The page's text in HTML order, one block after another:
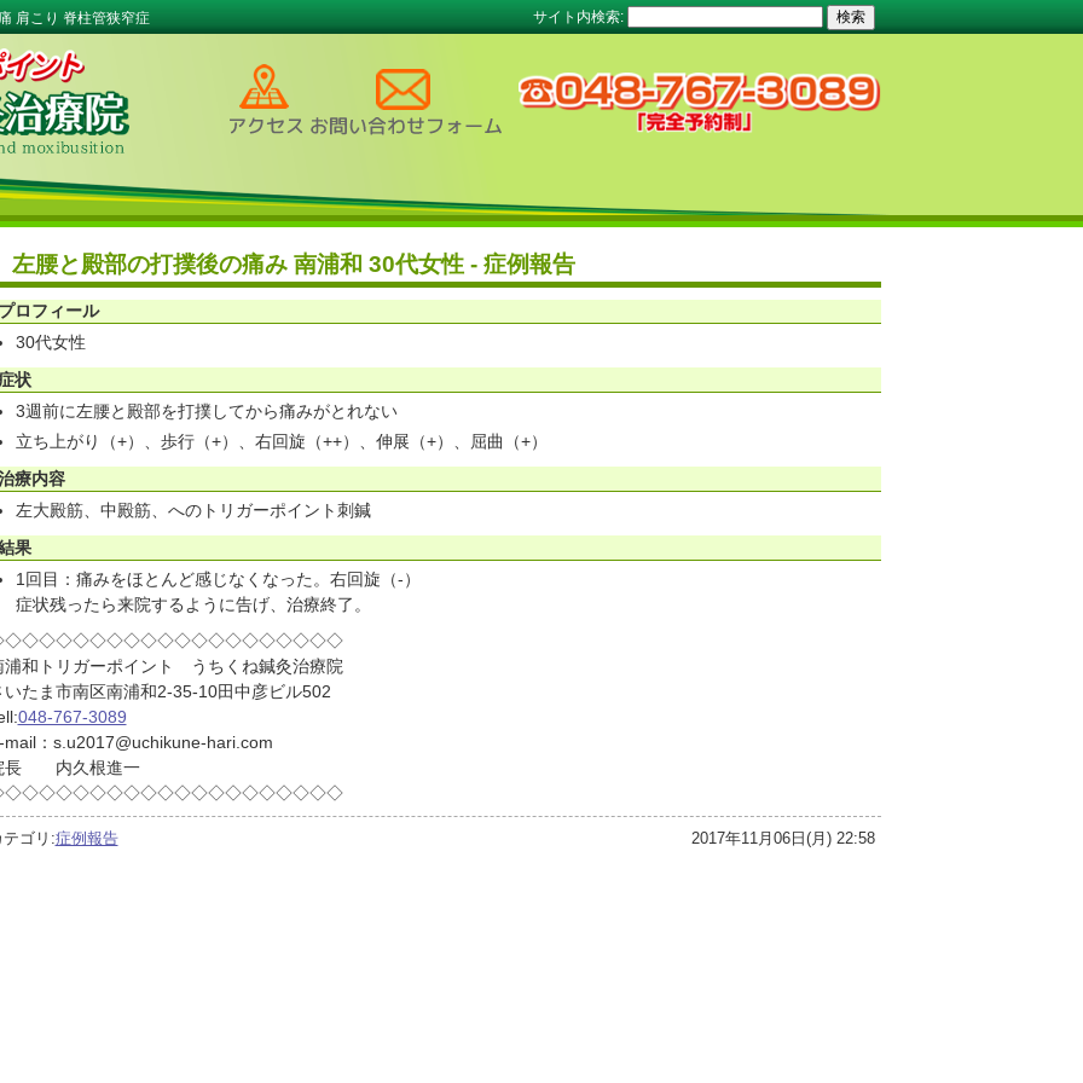
肩こり 脊柱管狭窄症 サイト内検索:
左腰と殿部の打撲後の痛み 南浦和 30代女性 - 症例報告
ロフィール
30代女性
状
3週前に左腰と殿部を打撲してから痛みがとれない
立ち上がり（+）、歩行（+）、右回旋（++）、伸展（+）、屈曲（+）
療内容
左大殿筋、中殿筋、へのトリガーポイント刺鍼
果
1回目：痛みをほとんど感じなくなった。右回旋（-）
症状残ったら来院するように告げ、治療終了。
浦和トリガーポイント うちくね鍼灸治療院
いたま市南区南浦和2-35-10田中彦ビル502
048-767-3089
mail：s.u2017@uchikune-hari.com
長 内久根進一
テゴリ:症例報告 2017年11月06日(月) 22:58